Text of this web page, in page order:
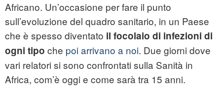
Africano. Un’occasione per fare il punto
sull’evoluzione del quadro sanitario, in un Paese
che è spesso diventato il focolaio di infezioni di
ogni tipo che poi arrivano a noi. Due giorni dove
vari relatori si sono confrontati sulla Sanità in
Africa, com’è oggi e come sarà tra 15 anni.